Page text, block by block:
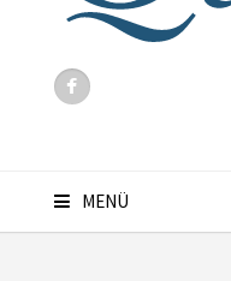
MENÜ